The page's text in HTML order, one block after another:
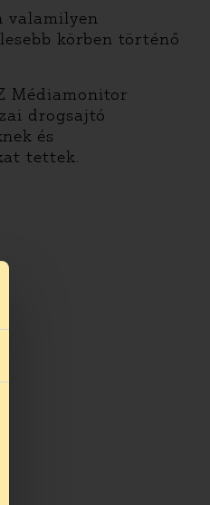
valamilyen
körben történő
Médiamonitor
drogsajtó
és
tettek.